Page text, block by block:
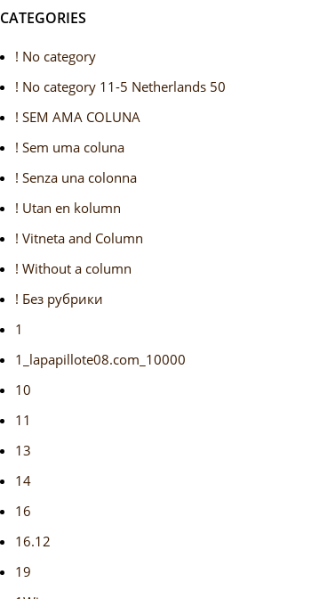
CATEGORIES
! No category
! No category 11-5 Netherlands 50
! SEM AMA COLUNA
! Sem uma coluna
! Senza una colonna
! Utan en kolumn
! Vitneta and Column
! Without a column
! Без рубрики
1
1_lapapillote08.com_10000
10
11
13
14
16
16.12
19